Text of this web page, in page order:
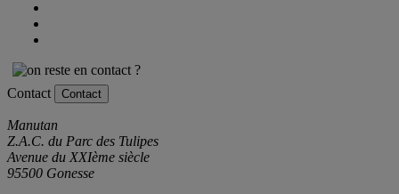
Contact Contact
Manutan
Z.A.C. du Parc des Tulipes
Avenue du XXIème siècle
95500 Gonesse